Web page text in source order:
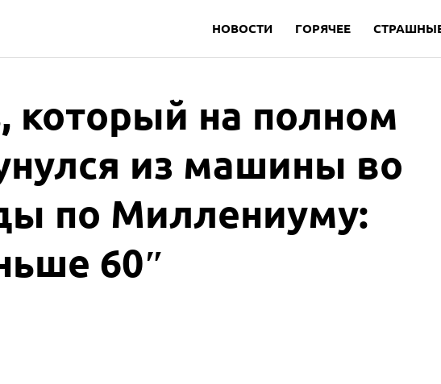
НОВОСТИ ГОРЯЧЕЕ
который на полном
из машины во
по Миллениуму:
60″